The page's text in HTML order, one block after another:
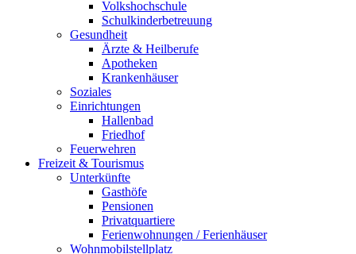
Volkshochschule
Schulkinderbetreuung
Gesundheit
Ärzte & Heilberufe
Apotheken
Krankenhäuser
Soziales
Einrichtungen
Hallenbad
Friedhof
Feuerwehren
Freizeit & Tourismus
Unterkünfte
Gasthöfe
Pensionen
Privatquartiere
Ferienwohnungen / Ferienhäuser
Wohnmobilstellplatz